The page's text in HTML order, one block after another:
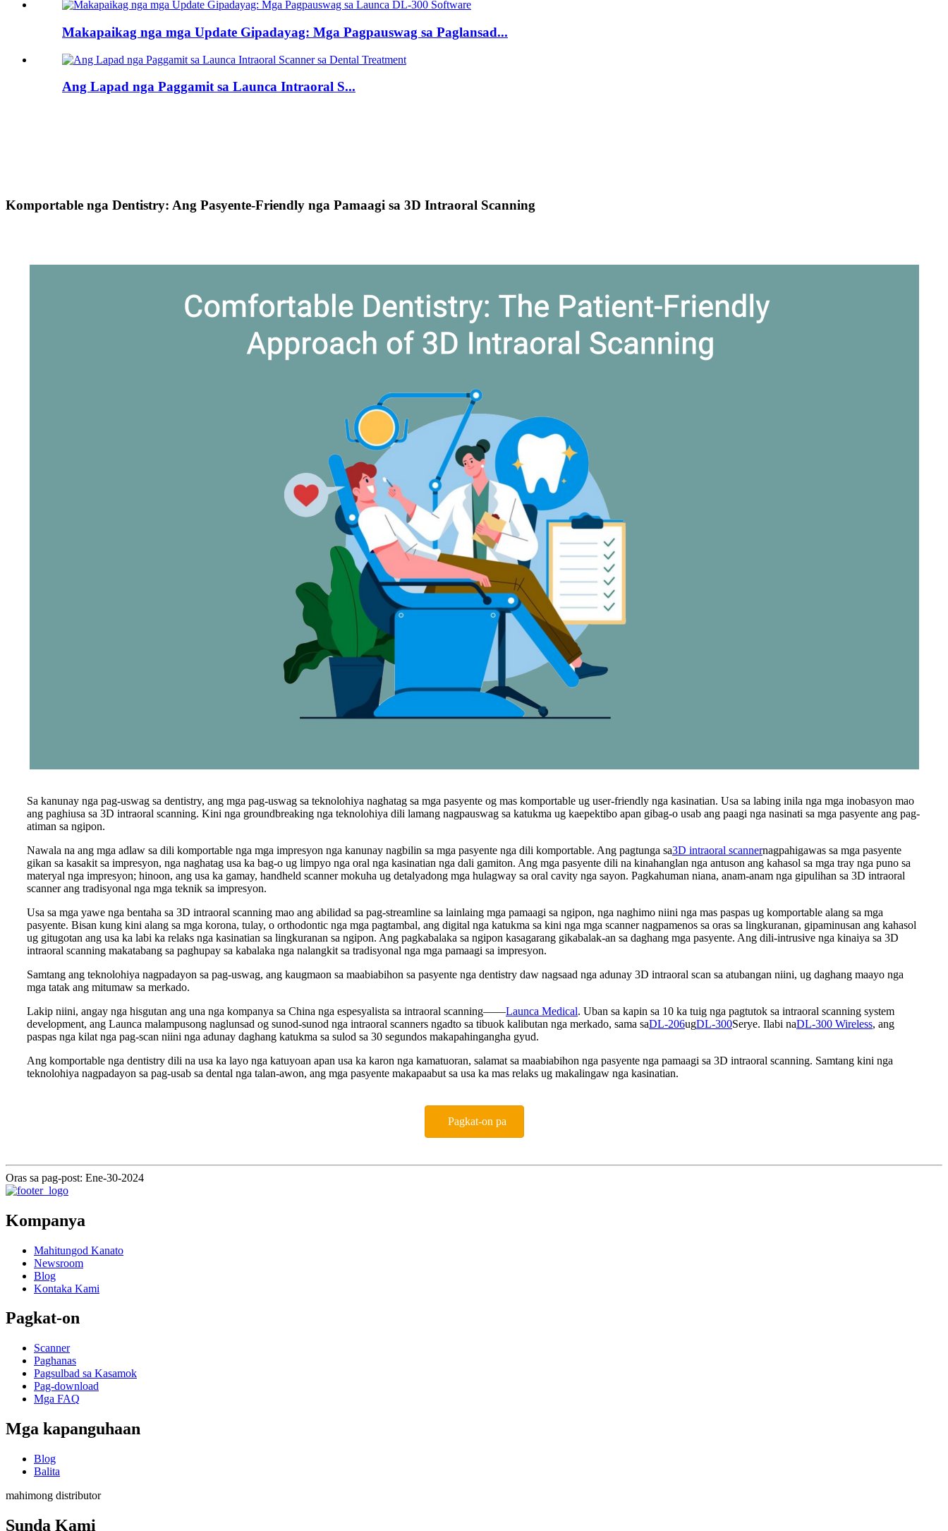
Makapaikag nga mga Update Gipadayag: Mga Pagpauswag sa Paglansad...
Ang Lapad nga Paggamit sa Launca Intraoral S...
Komportable nga Dentistry: Ang Pasyente-Friendly nga Pamaagi sa 3D Intraoral Scanning
Sa kanunay nga pag-uswag sa dentistry, ang mga pag-uswag sa teknolohiya naghatag sa mga pasyente og mas komportable ug user-friendly nga kasinatian. Usa sa labing inila nga mga inobasyon mao
ang paghiusa sa 3D intraoral scanning. Kini nga groundbreaking nga teknolohiya dili lamang nagpauswag sa katukma ug kaepektibo apan gibag-o usab ang paagi nga nasinati sa mga pasyente ang pag-
atiman sa ngipon.
Nawala na ang mga adlaw sa dili komportable nga mga impresyon nga kanunay nagbilin sa mga pasyente nga dili komportable. Ang pagtunga sa3D intraoral scannernagpahigawas sa mga pasyente
gikan sa kasakit sa impresyon, nga naghatag usa ka bag-o ug limpyo nga oral nga kasinatian nga dali gamiton. Ang mga pasyente dili na kinahanglan nga antuson ang kahasol sa mga tray nga puno sa
materyal nga impresyon; hinoon, ang usa ka gamay, handheld scanner mokuha ug detalyadong mga hulagway sa oral cavity nga sayon. Pagkahuman niana, anam-anam nga gipulihan sa 3D intraoral
scanner ang tradisyonal nga mga teknik sa impresyon.
Usa sa mga yawe nga bentaha sa 3D intraoral scanning mao ang abilidad sa pag-streamline sa lainlaing mga pamaagi sa ngipon, nga naghimo niini nga mas paspas ug komportable alang sa mga
pasyente. Bisan kung kini alang sa mga korona, tulay, o orthodontic nga mga pagtambal, ang digital nga katukma sa kini nga mga scanner nagpamenos sa oras sa lingkuranan, gipaminusan ang kahasol
ug gitugotan ang usa ka labi ka relaks nga kasinatian sa lingkuranan sa ngipon. Ang pagkabalaka sa ngipon kasagarang gikabalak-an sa daghang mga pasyente. Ang dili-intrusive nga kinaiya sa 3D
intraoral scanning makatabang sa paghupay sa kabalaka nga nalangkit sa tradisyonal nga mga pamaagi sa impresyon.
Samtang ang teknolohiya nagpadayon sa pag-uswag, ang kaugmaon sa maabiabihon sa pasyente nga dentistry daw nagsaad nga adunay 3D intraoral scan sa atubangan niini, ug daghang maayo nga
mga tatak ang mitumaw sa merkado.
Lakip niini, angay nga hisgutan ang una nga kompanya sa China nga espesyalista sa intraoral scanning——Launca Medical. Uban sa kapin sa 10 ka tuig nga pagtutok sa intraoral scanning system
development, ang Launca malampusong naglunsad og sunod-sunod nga intraoral scanners ngadto sa tibuok kalibutan nga merkado, sama saDL-206ugDL-300Serye. Ilabi naDL-300 Wireless, ang
paspas nga kilat nga pag-scan niini nga adunay daghang katukma sa sulod sa 30 segundos makapahingangha gyud.
Ang komportable nga dentistry dili na usa ka layo nga katuyoan apan usa ka karon nga kamatuoran, salamat sa maabiabihon nga pasyente nga pamaagi sa 3D intraoral scanning. Samtang kini nga
teknolohiya nagpadayon sa pag-usab sa dental nga talan-awon, ang mga pasyente makapaabut sa usa ka mas relaks ug makalingaw nga kasinatian.
Pagkat-on pa
Oras sa pag-post: Ene-30-2024
Kompanya
Mahitungod Kanato
Newsroom
Blog
Kontaka Kami
Pagkat-on
Scanner
Paghanas
Pagsulbad sa Kasamok
Pag-download
Mga FAQ
Mga kapanguhaan
Blog
Balita
mahimong distributor
Sunda Kami